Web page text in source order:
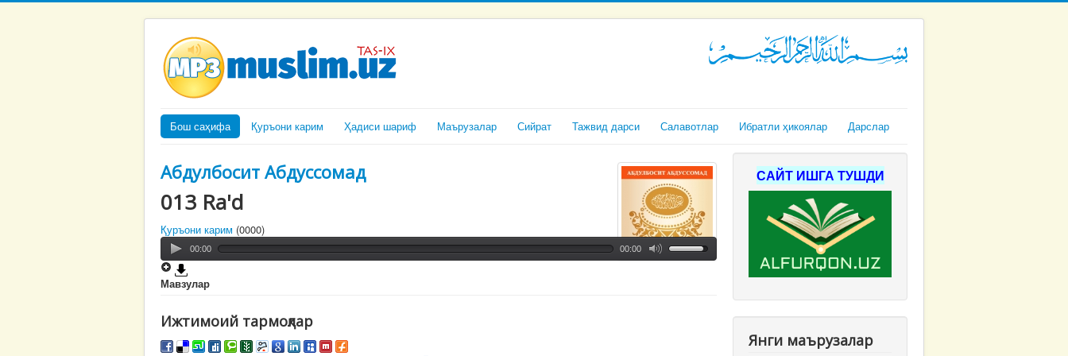
Бош саҳифа Қуръони карим Ҳадиси шариф Маърузалар Сийрат Тажвид дарси Салавотлар Ибратли ҳикоялар Дарслар
Абдулбосит Абдуссомад
013 Ra'd
Қуръони карим (0000)
00:00 00:00
Мавзулар
Ижтимоий тармоқлар
САЙТ ИШГА ТУШДИ
Янги маърузалар